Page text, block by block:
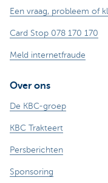
Een vraag, probleem of
Card Stop 078 170 170
Meld internetfraude
Over ons
De KBC-groep
KBC Trakteert
Persberichten
Sponsoring